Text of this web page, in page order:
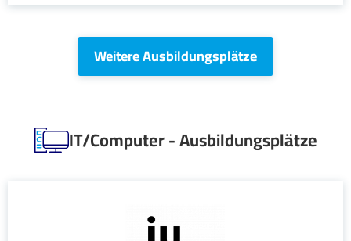
Weitere Ausbildungsplätze
IT/Computer - Ausbildungsplätze